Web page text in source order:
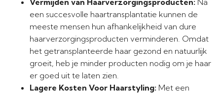
Vermijden van Haarverzorgingsproducten: Na
een succesvolle haartransplantatie kunnen de
meeste mensen hun afhankelijkheid van dure
haarverzorgingsproducten verminderen. Omdat
het getransplanteerde haar gezond en natuurlijk
groeit, heb je minder producten nodig om je haar
er goed uit te laten zien.
Lagere Kosten Voor Haarstyling: Met een